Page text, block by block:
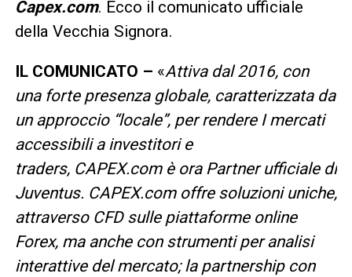
Capex.com. Ecco il comunicato ufficiale
della Vecchia Signora.
IL COMUNICATO – «Attiva dal 2016, con
una forte presenza globale, caratterizzata da
un approccio “locale”, per rendere I mercati
accessibili a investitori e
traders, CAPEX.com è ora Partner ufficiale di
Juventus. CAPEX.com offre soluzioni uniche,
attraverso CFD sulle piattaforme online
Forex, ma anche con strumenti per analisi
interattive del mercato; la partnership con